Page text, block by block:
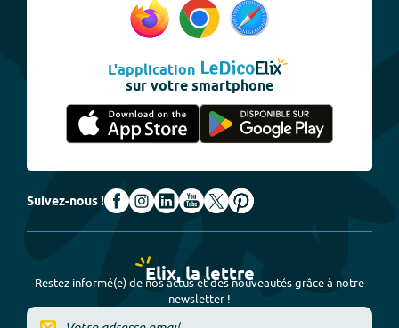
L'application
sur votre smartphone
Suivez-nous !
Elix, la lettre
Restez informé(e) de nos actus et des nouveautés grâce à notre
newsletter !